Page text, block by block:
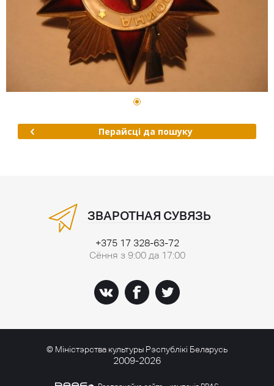
Перайсці да пошуку
ЗВАРОТНАЯ СУВЯЗЬ
+375 17 328-63-72
Сёння з 9:00 да 17:00
© Міністэрства культуры Рэспублікі Беларусь
2009-2026